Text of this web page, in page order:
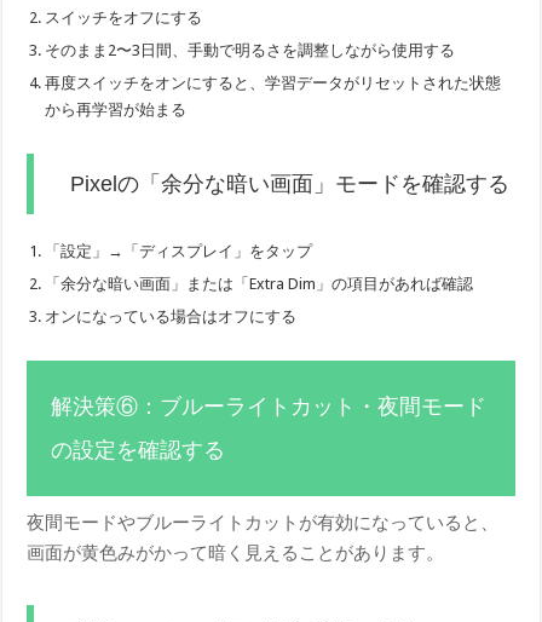
スイッチをオフにする
そのまま2〜3日間、手動で明るさを調整しながら使用する
再度スイッチをオンにすると、学習データがリセットされた状態
から再学習が始まる
Pixelの「余分な暗い画面」モードを確認する
「設定」→「ディスプレイ」をタップ
「余分な暗い画面」または「Extra Dim」の項目があれば確認
オンになっている場合はオフにする
解決策⑥：ブルーライトカット・夜間モード
の設定を確認する
夜間モードやブルーライトカットが有効になっていると、
画面が黄色みがかって暗く見えることがあります。